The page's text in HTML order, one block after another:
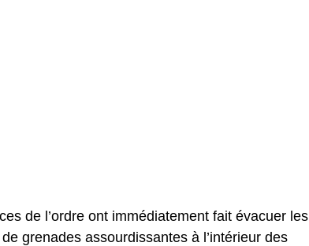
de l’ordre ont immédiatement fait évacuer les
grenades assourdissantes à l’intérieur des